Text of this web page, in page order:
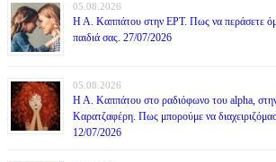
05.08.2026
Η Α. Καππάτου στην ΕΡΤ. Πως να περάσετε
παιδιά σας. 27/07/2026
05.08.2026
Η Α. Καππάτου στο ραδιόφωνο του alpha,
Καρατζαφέρη. Πως μπορούμε να
12/07/2026